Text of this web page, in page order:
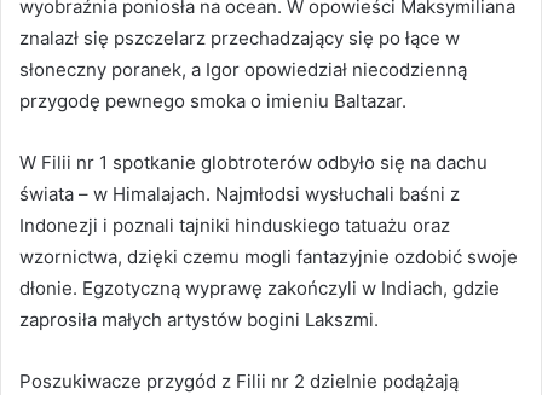
wyobraźnia poniosła na ocean. W opowieści Maksymiliana
znalazł się pszczelarz przechadzający się po łące w
słoneczny poranek, a Igor opowiedział niecodzienną
przygodę pewnego smoka o imieniu Baltazar.
W Filii nr 1 spotkanie globtroterów odbyło się na dachu
świata – w Himalajach. Najmłodsi wysłuchali baśni z
Indonezji i poznali tajniki hinduskiego tatuażu oraz
wzornictwa, dzięki czemu mogli fantazyjnie ozdobić swoje
dłonie. Egzotyczną wyprawę zakończyli w Indiach, gdzie
zaprosiła małych artystów bogini Lakszmi.
Poszukiwacze przygód z Filii nr 2 dzielnie podążają